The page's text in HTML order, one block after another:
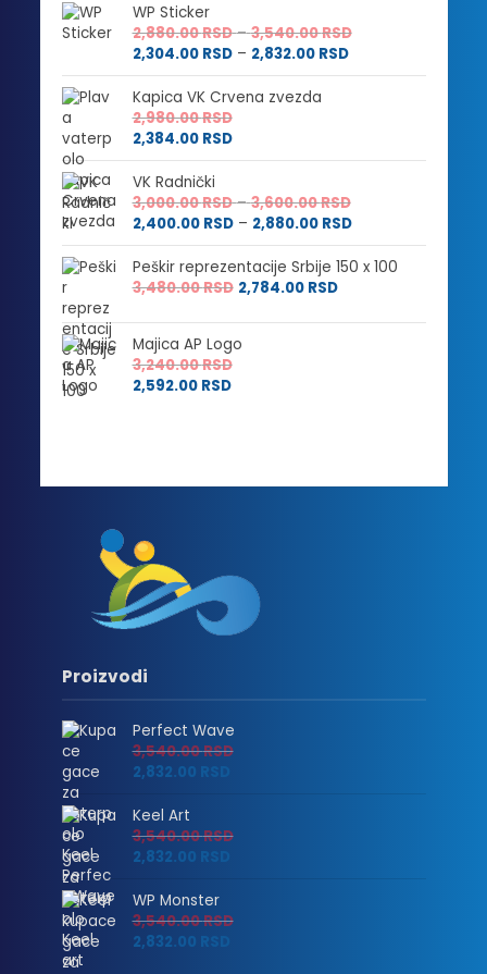
WP Sticker
2,880.00RSD – 3,540.00RSDRaspon
od
2,304.00 RSD – 2,832.00 RSDRaspon
cena:
2,832.00 RSD
Kapica VK Crvena zvezda
2,980.00RSD
2,384.00 RSD
VK Radnički
3,000.00RSD – 3,600.00RSDRaspon
cena:
od
3,000.00 RSD
2,400.00 RSD – 2,880.00 RSDRaspon
cena:
od
2,880.00 RSD
Peškir reprezentacije Srbije 150 x 100
3,480.00RSD 2,784.00 RSD
Majica AP Logo
3,240.00RSD
2,592.00 RSD
Proizvodi
Perfect Wave
3,540.00RSD
2,832.00 RSD
Keel Art
3,540.00RSD
2,832.00 RSD
WP Monster
3,540.00RSD
2,832.00 RSD